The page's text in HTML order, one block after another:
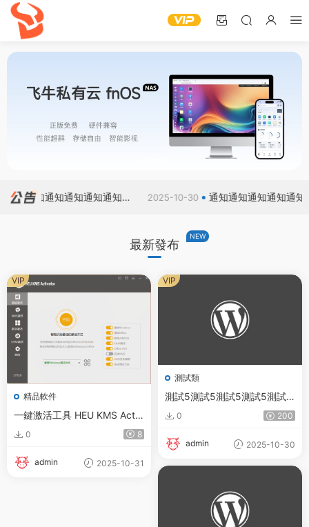
知通知通知通知通知通知通 2025-10-30 通知通知通知通知通知
知通知通知
最新發布
NEW
精品軟件
一鍵激活工具 HEU KMS Activ
ator v63.2.0
0 8
admin 2025-10-31
VIP
測試類
測試5測試5測試5測試5測試5
測試5測試5測試5測試5測試5
測試5測試5測試5測試5測試5
測試5測試5測試5測試5測試5
測試5測試5測試5測試5測試5
測試5
0 200
admin 2025-10-30
VIP